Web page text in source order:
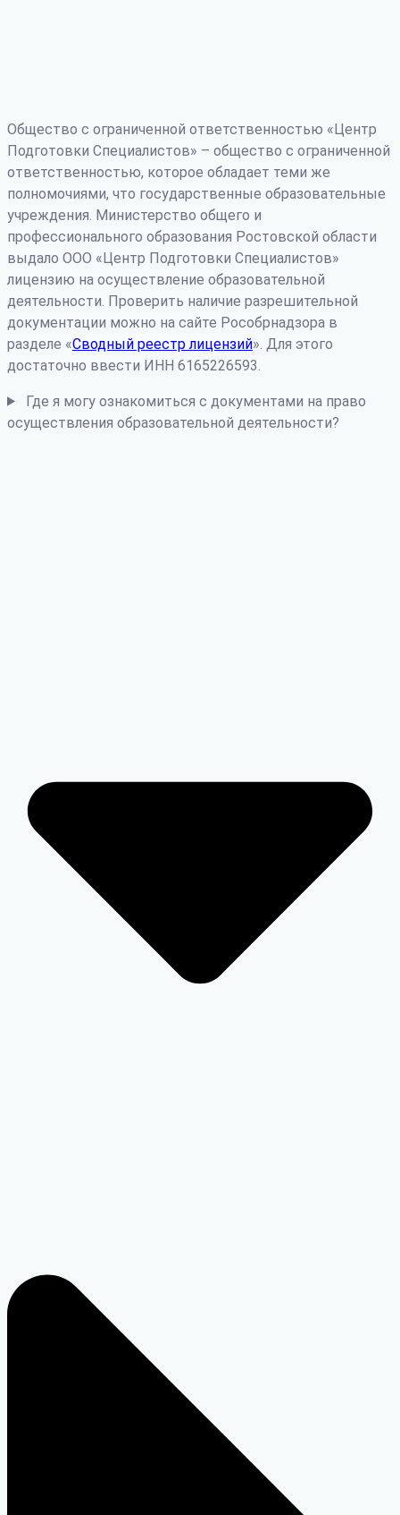
Общество с ограниченной ответственностью «Центр
Подготовки Специалистов» – общество с ограниченной
ответственностью, которое обладает теми же
полномочиями, что государственные образовательные
учреждения. Министерство общего и
профессионального образования Ростовской области
выдало ООО «Центр Подготовки Специалистов»
лицензию на осуществление образовательной
деятельности. Проверить наличие разрешительной
документации можно на сайте Рособрнадзора в
разделе «Сводный реестр лицензий». Для этого
достаточно ввести ИНН 6165226593.
Где я могу ознакомиться с документами на право
осуществления образовательной деятельности?